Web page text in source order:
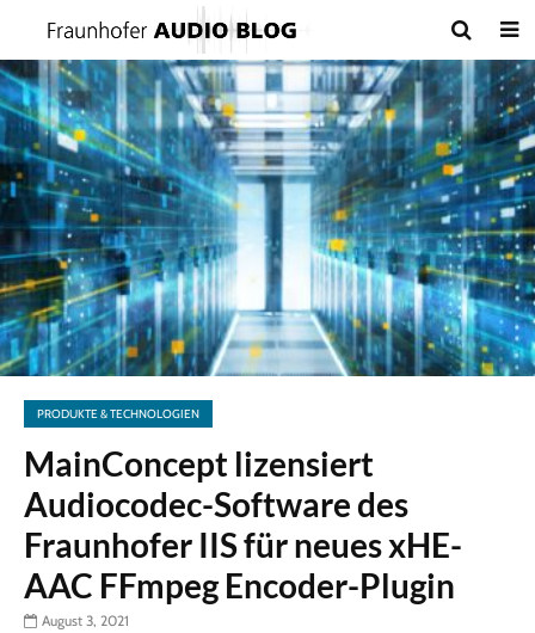
PRODUKTE & TECHNOLOGIEN
MainConcept lizensiert
Audiocodec-Software des
Fraunhofer IIS für neues xHE-
AAC FFmpeg Encoder-Plugin
August 3, 2021